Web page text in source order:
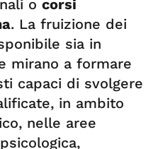
o corsi
. La fruizione dei
sia in
mirano a formare
capaci di svolgere
in ambito
nelle aree